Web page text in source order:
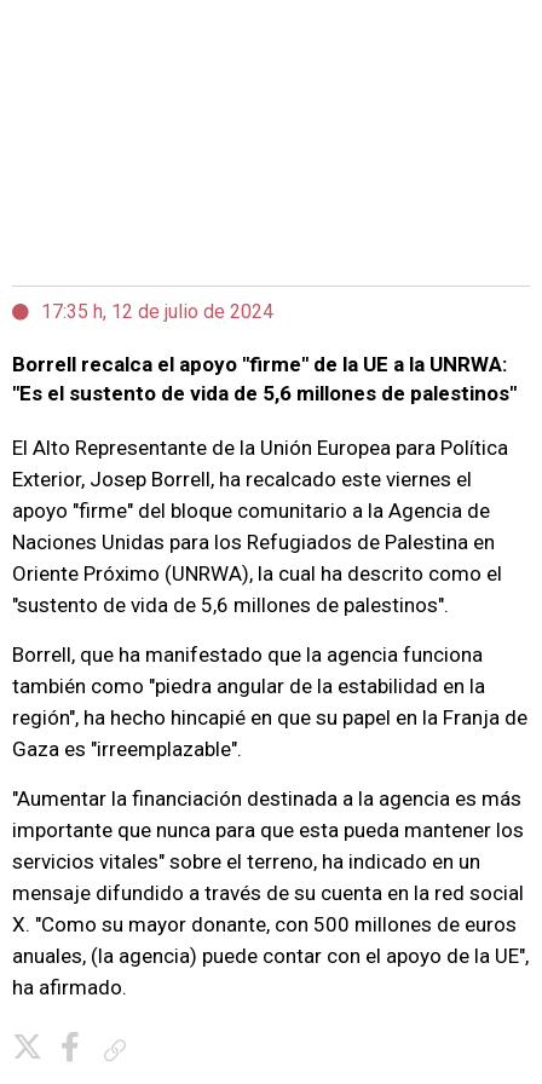
17:35 h, 12 de julio de 2024
Borrell recalca el apoyo "firme" de la UE a la UNRWA:
"Es el sustento de vida de 5,6 millones de palestinos"
El Alto Representante de la Unión Europea para Política
Exterior, Josep Borrell, ha recalcado este viernes el
apoyo "firme" del bloque comunitario a la Agencia de
Naciones Unidas para los Refugiados de Palestina en
Oriente Próximo (UNRWA), la cual ha descrito como el
"sustento de vida de 5,6 millones de palestinos".
Borrell, que ha manifestado que la agencia funciona
también como "piedra angular de la estabilidad en la
región", ha hecho hincapié en que su papel en la Franja de
Gaza es "irreemplazable".
"Aumentar la financiación destinada a la agencia es más
importante que nunca para que esta pueda mantener los
servicios vitales" sobre el terreno, ha indicado en un
mensaje difundido a través de su cuenta en la red social
X. "Como su mayor donante, con 500 millones de euros
anuales, (la agencia) puede contar con el apoyo de la UE",
ha afirmado.